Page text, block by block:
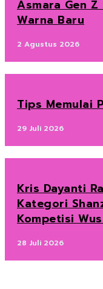
Asmara Gen
Warna Baru
2 Agustus 2026
Tips Memulai
29 Juli 2026
Kris Dayanti
Kategori
Kompetisi
28 Juli 2026